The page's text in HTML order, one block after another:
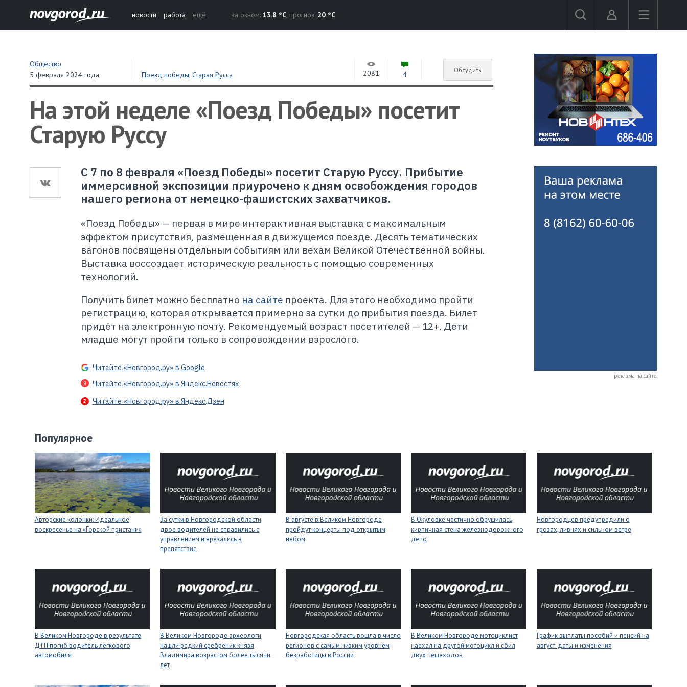
новости работа ещё за окном: 13.8 °C, прогноз: 20 °C
Общество
5 февраля 2024 года
Поезд победы,Старая Русса 2081 4 Обсудить
На этой неделе «Поезд Победы» посетит
Старую Руссу
С 7 по 8 февраля «Поезд Победы» посетит Старую Руссу. Прибытие
иммерсивной экспозиции приурочено к дням освобождения городов
нашего региона от немецко-фашистских захватчиков.
«Поезд Победы» — первая в мире интерактивная выставка с максимальным
эффектом присутствия, размещенная в движущемся поезде. Десять тематических
вагонов посвящены отдельным событиям или вехам Великой Отечественной войны.
Выставка воссоздает историческую реальность с помощью современных
технологий.
Получить билет можно бесплатно на сайте проекта. Для этого необходимо пройти
регистрацию, которая открывается примерно за сутки до прибытия поезда. Билет
придёт на электронную почту. Рекомендуемый возраст посетителей — 12+. Дети
младше могут пройти только в сопровождении взрослого.
Читайте «Новгород.ру» в Google
Читайте «Новгород.ру» в Яндекс.Новостях
Читайте «Новгород.ру» в Яндекс.Дзен
реклама на сайте
Популярное
Авторские колонки: Идеальное
воскресенье на «Горской пристани»
За сутки в Новгородской области
двое водителей не справились с
управлением и врезались в
препятствие
В августе в Великом Новгороде
пройдут концерты под открытым
небом
В Окуловке частично обрушилась
кирпичная стена железнодорожного
депо
Новгородцев предупредили о
грозах, ливнях и сильном ветре
В Великом Новгороде в результате
ДТП погиб водитель легкового
автомобиля
В Великом Новгороде археологи
нашли редкий сребреник князя
Владимира возрастом более тысячи
лет
Новгородская область вошла в число
регионов с самым низким уровнем
безработицы в России
В Великом Новгороде мотоциклист
наехал на другой мотоцикл и сбил
двух пешеходов
График выплаты пособий и пенсий на
август: даты и изменения